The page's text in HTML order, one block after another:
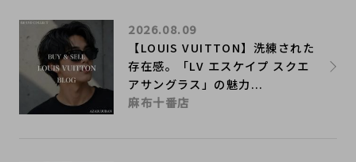
【LOUIS VUITTON】洗練された
存在感。「LV エスケイプ スクエ
アサングラス」の魅力...
2026.08.09
麻布十番店